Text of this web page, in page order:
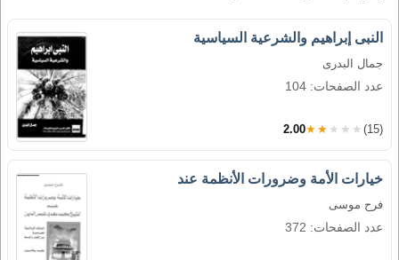
النبى إبراهيم والشرعية السياسية
جمال البدرى
عدد الصفحات: 104
2.00★★★★★ (15)
خيارات الأمة وضرورات الأنظمة عند
فرح موسى
عدد الصفحات: 372